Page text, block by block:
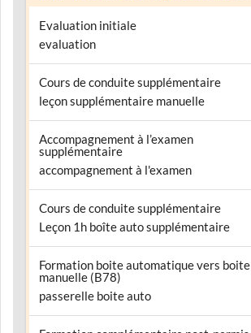
Evaluation initiale
evaluation
Cours de conduite supplémentaire
leçon supplémentaire manuelle
Accompagnement à l’examen
supplémentaire
accompagnement à l'examen
Cours de conduite supplémentaire
Leçon 1h boîte auto supplémentaire
Formation boite automatique vers boite
manuelle (B78)
passerelle boite auto